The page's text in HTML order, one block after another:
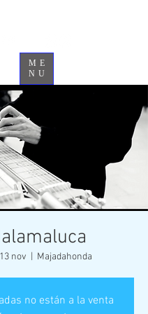
ME
NU
nov Majadahonda
no están a la venta